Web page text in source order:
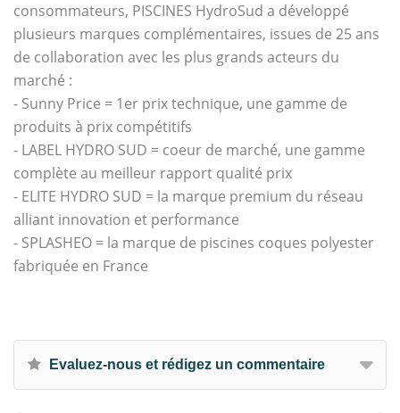
consommateurs, PISCINES HydroSud a développé
plusieurs marques complémentaires, issues de 25 ans
de collaboration avec les plus grands acteurs du
marché :
- Sunny Price = 1er prix technique, une gamme de
produits à prix compétitifs
- LABEL HYDRO SUD = coeur de marché, une gamme
complète au meilleur rapport qualité prix
- ELITE HYDRO SUD = la marque premium du réseau
alliant innovation et performance
- SPLASHEO = la marque de piscines coques polyester
fabriquée en France
Evaluez-nous et rédigez un commentaire